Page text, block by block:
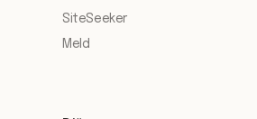
SiteSeeker
Meld